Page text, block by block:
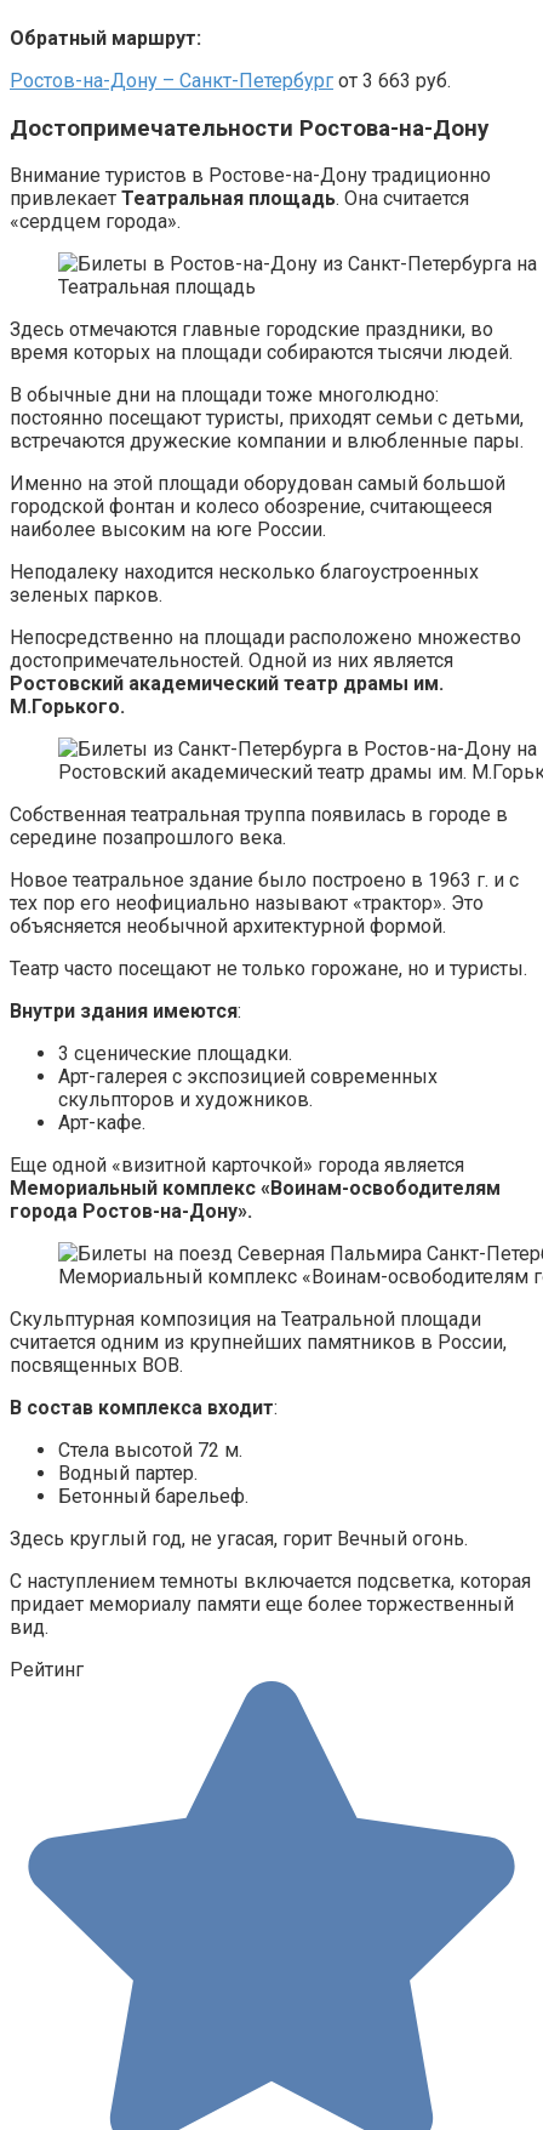
Обратный маршрут:
Ростов-на-Дону – Санкт-Петербург от 3 663 руб.
Достопримечательности Ростова-на-Дону
Внимание туристов в Ростове-на-Дону традиционно
привлекает Театральная площадь. Она считается
«сердцем города».
Театральная площадь
Здесь отмечаются главные городские праздники, во
время которых на площади собираются тысячи людей.
В обычные дни на площади тоже многолюдно:
постоянно посещают туристы, приходят семьи с детьми,
встречаются дружеские компании и влюбленные пары.
Именно на этой площади оборудован самый большой
городской фонтан и колесо обозрение, считающееся
наиболее высоким на юге России.
Неподалеку находится несколько благоустроенных
зеленых парков.
Непосредственно на площади расположено множество
достопримечательностей. Одной из них является
Ростовский академический театр драмы им.
М.Горького.
Ростовский академический театр драмы им.
Собственная театральная труппа появилась в городе в
середине позапрошлого века.
Новое театральное здание было построено в 1963 г. и с
тех пор его неофициально называют «трактор». Это
объясняется необычной архитектурной формой.
Театр часто посещают не только горожане, но и туристы.
Внутри здания имеются:
3 сценические площадки.
Арт-галерея с экспозицией современных
скульпторов и художников.
Арт-кафе.
Еще одной «визитной карточкой» города является
Мемориальный комплекс «Воинам-освободителям
города Ростов-на-Дону».
Мемориальный комплекс «Воинам-освободителям
Скульптурная композиция на Театральной площади
считается одним из крупнейших памятников в России,
посвященных ВОВ.
В состав комплекса входит:
Стела высотой 72 м.
Водный партер.
Бетонный барельеф.
Здесь круглый год, не угасая, горит Вечный огонь.
С наступлением темноты включается подсветка, которая
придает мемориалу памяти еще более торжественный
вид.
Рейтинг